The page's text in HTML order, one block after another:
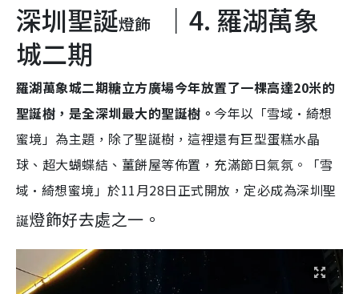
深圳聖誕燈飾
｜4. 羅湖萬象
城二期
羅湖萬象城二期糖立方廣場今年放置了一棵高達20米的
聖誕樹，是全深圳最大的聖誕樹。今年以「雪域·綺想
蜜境」為主題，除了聖誕樹，這裡還有巨型蛋糕水晶
球、超大蝴蝶結、薑餅屋等佈置，充滿節日氣氛。「雪
域·綺想蜜境」於11月28日正式開放，定必成為深圳聖
誕燈飾好去處之一。